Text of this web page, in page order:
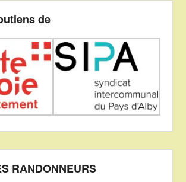
de
RANDONNEURS